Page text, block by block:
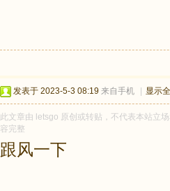
发表于 2023-5-3 08:19 来自手机 显示
此文章由 letsgo 原创或转贴，不代表本站立
容完整
跟风一下